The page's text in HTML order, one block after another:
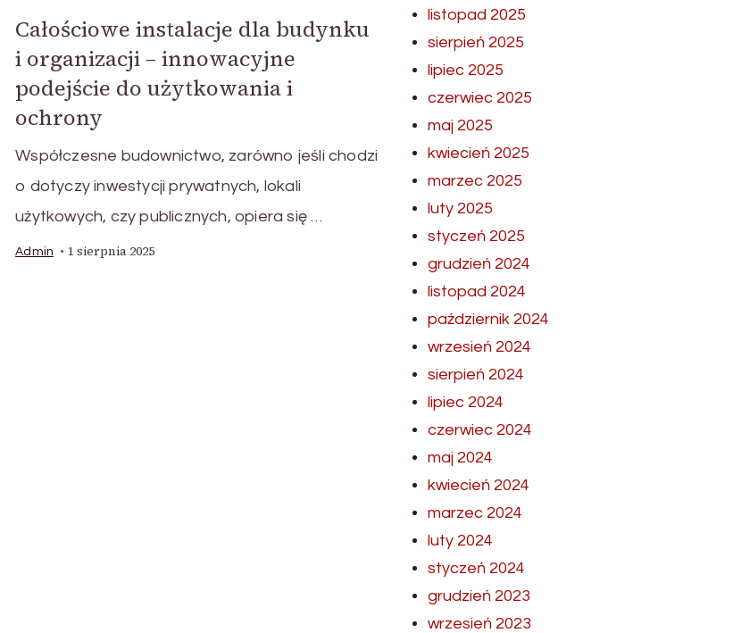
Całościowe instalacje dla budynku
i organizacji – innowacyjne
podejście do użytkowania i
ochrony
Współczesne budownictwo, zarówno jeśli chodzi
o dotyczy inwestycji prywatnych, lokali
użytkowych, czy publicznych, opiera się …
Admin 1 sierpnia 2025
listopad 2025
sierpień 2025
lipiec 2025
czerwiec 2025
maj 2025
kwiecień 2025
marzec 2025
luty 2025
styczeń 2025
grudzień 2024
listopad 2024
październik 2024
wrzesień 2024
sierpień 2024
lipiec 2024
czerwiec 2024
maj 2024
kwiecień 2024
marzec 2024
luty 2024
styczeń 2024
grudzień 2023
wrzesień 2023